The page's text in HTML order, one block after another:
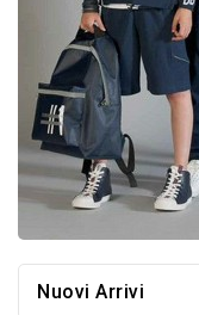
Nuovi Arrivi